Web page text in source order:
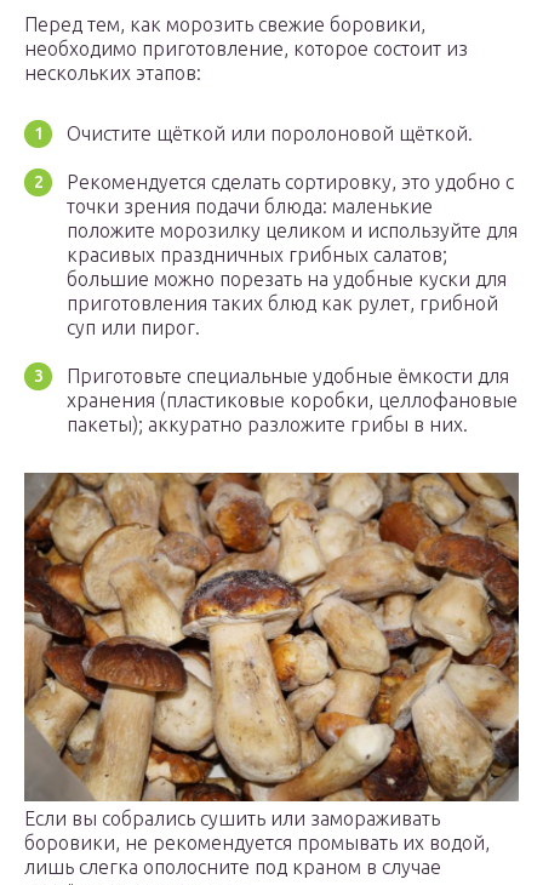
Перед тем, как морозить свежие боровики,
необходимо приготовление, которое состоит из
нескольких этапов:
Очистите щёткой или поролоновой щёткой.
Рекомендуется сделать сортировку, это удобно с
точки зрения подачи блюда: маленькие
положите морозилку целиком и используйте для
красивых праздничных грибных салатов;
большие можно порезать на удобные куски для
приготовления таких блюд как рулет, грибной
суп или пирог.
Приготовьте специальные удобные ёмкости для
хранения (пластиковые коробки, целлофановые
пакеты); аккуратно разложите грибы в них.
Если вы собрались сушить или замораживать
боровики, не рекомендуется промывать их водой,
лишь слегка ополосните под краном в случае